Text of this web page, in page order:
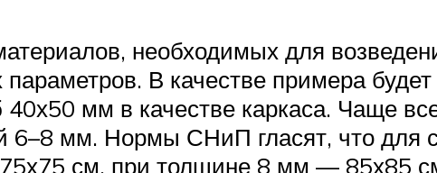
необходимых для
В качестве примера
мм в качестве каркаса. Чаще
6–8 мм. Нормы СНиП гласят, что для
см, при толщине 8 мм — 85х85